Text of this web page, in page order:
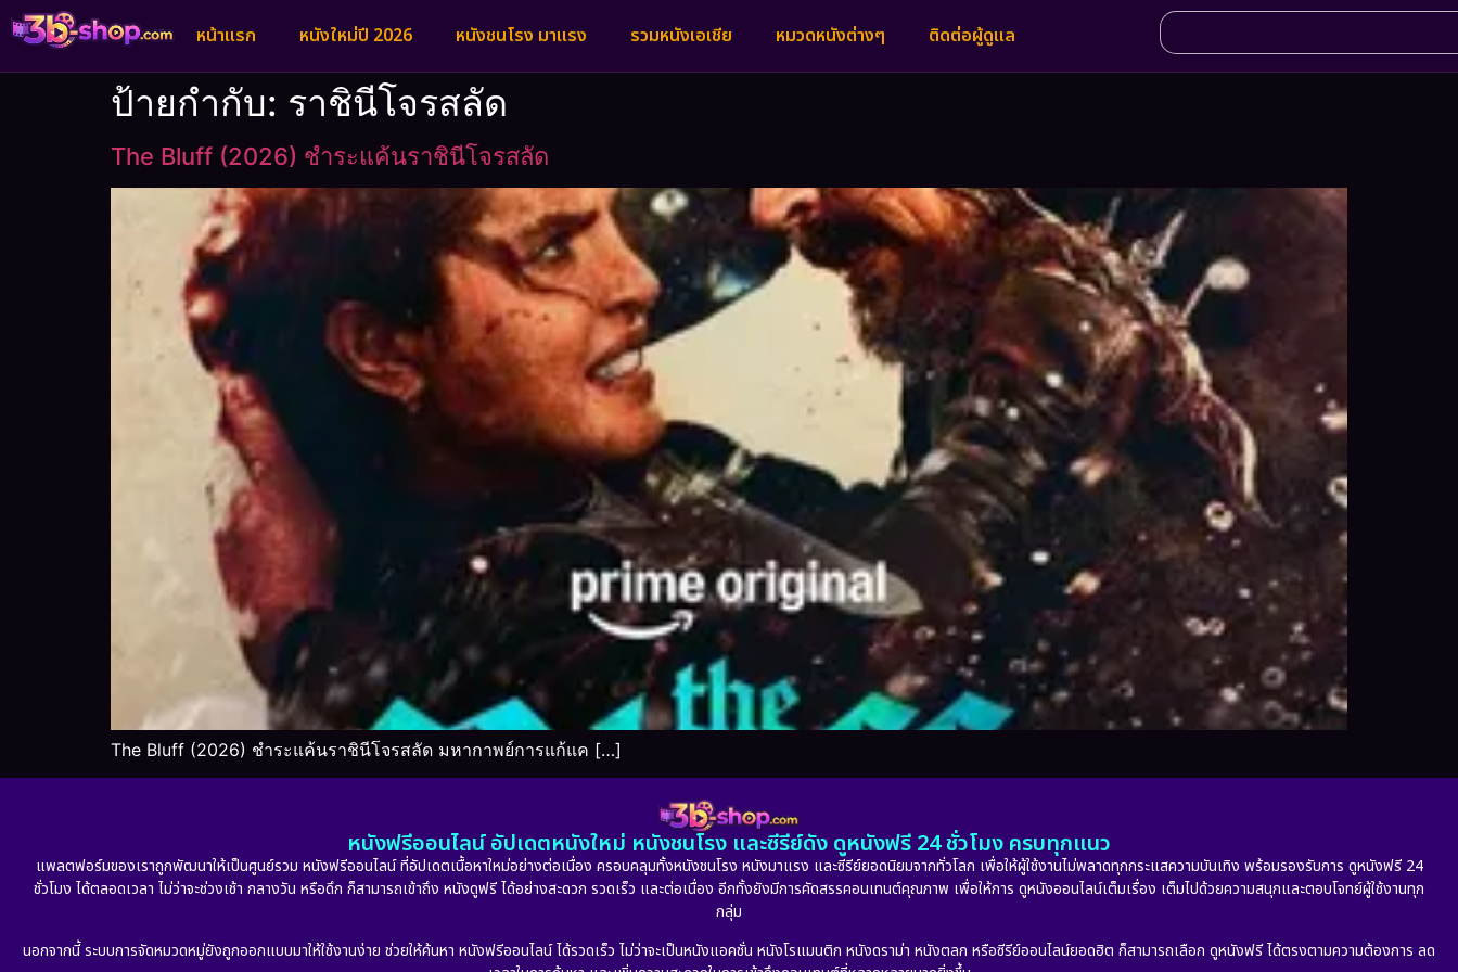
หน้าแรก หนังใหม่ปี 2026 หนังชนโรง มาแรง รวมหนังเอเชีย หมวดหนังต่างๆ ติดต่อผู้ดูแล
ป้ายกำกับ: ราชินีโจรสลัด
The Bluff (2026) ชำระแค้นราชินีโจรสลัด
The Bluff (2026) ชำระแค้นราชินีโจรสลัด มหากาพย์การแก้แค […]
หนังฟรีออนไลน์ อัปเดตหนังใหม่ หนังชนโรง และซีรีย์ดัง ดูหนังฟรี 24 ชั่วโมง ครบทุกแนว
แพลตฟอร์มของเราถูกพัฒนาให้เป็นศูนย์รวม หนังฟรีออนไลน์ ที่อัปเดตเนื้อหาใหม่อย่างต่อเนื่อง ครอบคลุมทั้งหนังชนโรง หนังมาแรง และซีรีย์ยอดนิยมจากทั่วโลก เพื่อให้ผู้ใช้งานไม่พลาดทุกกระแสความบันเทิง พร้อมรองรับการ ดูหนังฟรี 24
ชั่วโมง ได้ตลอดเวลา ไม่ว่าจะช่วงเช้า กลางวัน หรือดึก ก็สามารถเข้าถึง หนังดูฟรี ได้อย่างสะดวก รวดเร็ว และต่อเนื่อง อีกทั้งยังมีการคัดสรรคอนเทนต์คุณภาพ เพื่อให้การ ดูหนังออนไลน์เต็มเรื่อง เต็มไปด้วยความสนุกและตอบโจทย์ผู้ใช้งานทุก
กลุ่ม
นอกจากนี้ ระบบการจัดหมวดหมู่ยังถูกออกแบบมาให้ใช้งานง่าย ช่วยให้ค้นหา หนังฟรีออนไลน์ ได้รวดเร็ว ไม่ว่าจะเป็นหนังแอคชั่น หนังโรแมนติก หนังดราม่า หนังตลก หรือซีรีย์ออนไลน์ยอดฮิต ก็สามารถเลือก ดูหนังฟรี ได้ตรงตามความต้องการ ลด